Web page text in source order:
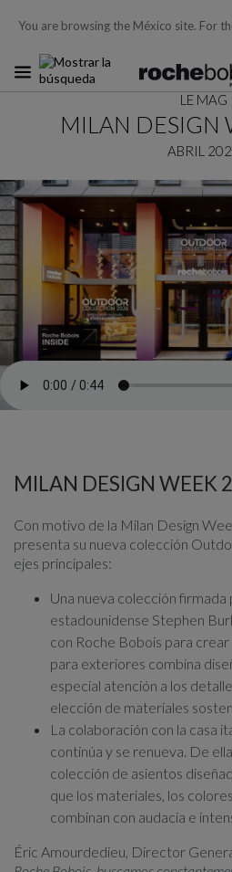
You are browsing the México site. For
LE MAG
MILAN DESIGN
ABRIL
MILAN DESIGN WEEK
Con motivo de la Milan Design
presenta su nueva colección
ejes principales:
Una nueva colección
estadounidense Stephen
con Roche Bobois para
para exteriores combina
especial atención a los
elección de materiales
La colaboración con la casa
continúa y se renueva. De
colección de asientos
que los materiales, los
combinan con audacia e
Éric Amourdedieu, Director